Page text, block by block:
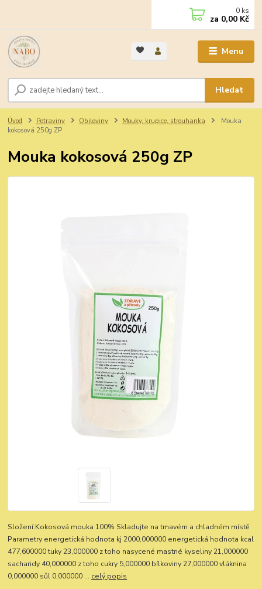
Menu
Hledat
0 ks
za 0,00 Kč
Úvod Potraviny Obiloviny Mouky, krupice, strouhanka
Mouka
kokosová 250g ZP
Mouka kokosová 250g ZP
Složení:Kokosová mouka 100% Skladujte na tmavém a chladném místě
Parametry energetická hodnota kj 2000,000000 energetická hodnota kcal
477,600000 tuky 23,000000 z toho nasycené mastné kyseliny 21,000000
sacharidy 40,000000 z toho cukry 5,000000 bílkoviny 27,000000 vláknina
0,000000 sůl 0,000000 ... celý popis